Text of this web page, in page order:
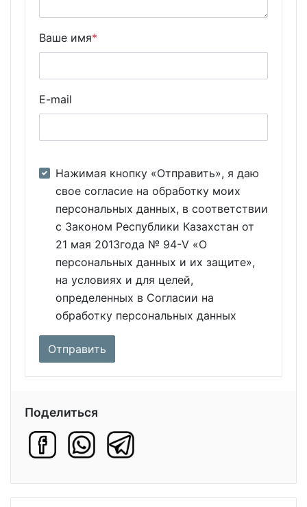
Ваше имя*
E-mail
Нажимая кнопку «Отправить», я даю
свое согласие на обработку моих
персональных данных, в соответствии
с Законом Республики Казахстан от
21 мая 2013года № 94-V «О
персональных данных и их защите»,
на условиях и для целей,
определенных в Согласии на
обработку персональных данных
Поделиться